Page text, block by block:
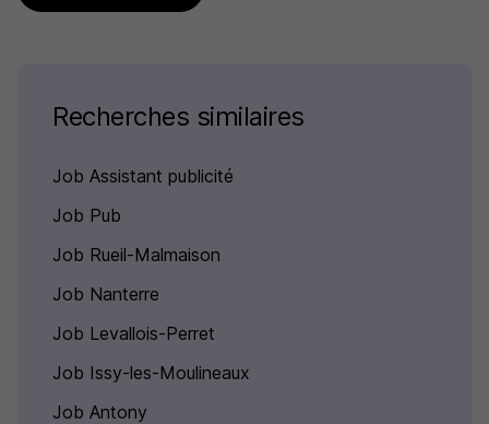
Recherches similaires
Job Assistant publicité
Job Pub
Job Rueil-Malmaison
Job Nanterre
Job Levallois-Perret
Job Issy-les-Moulineaux
Job Antony